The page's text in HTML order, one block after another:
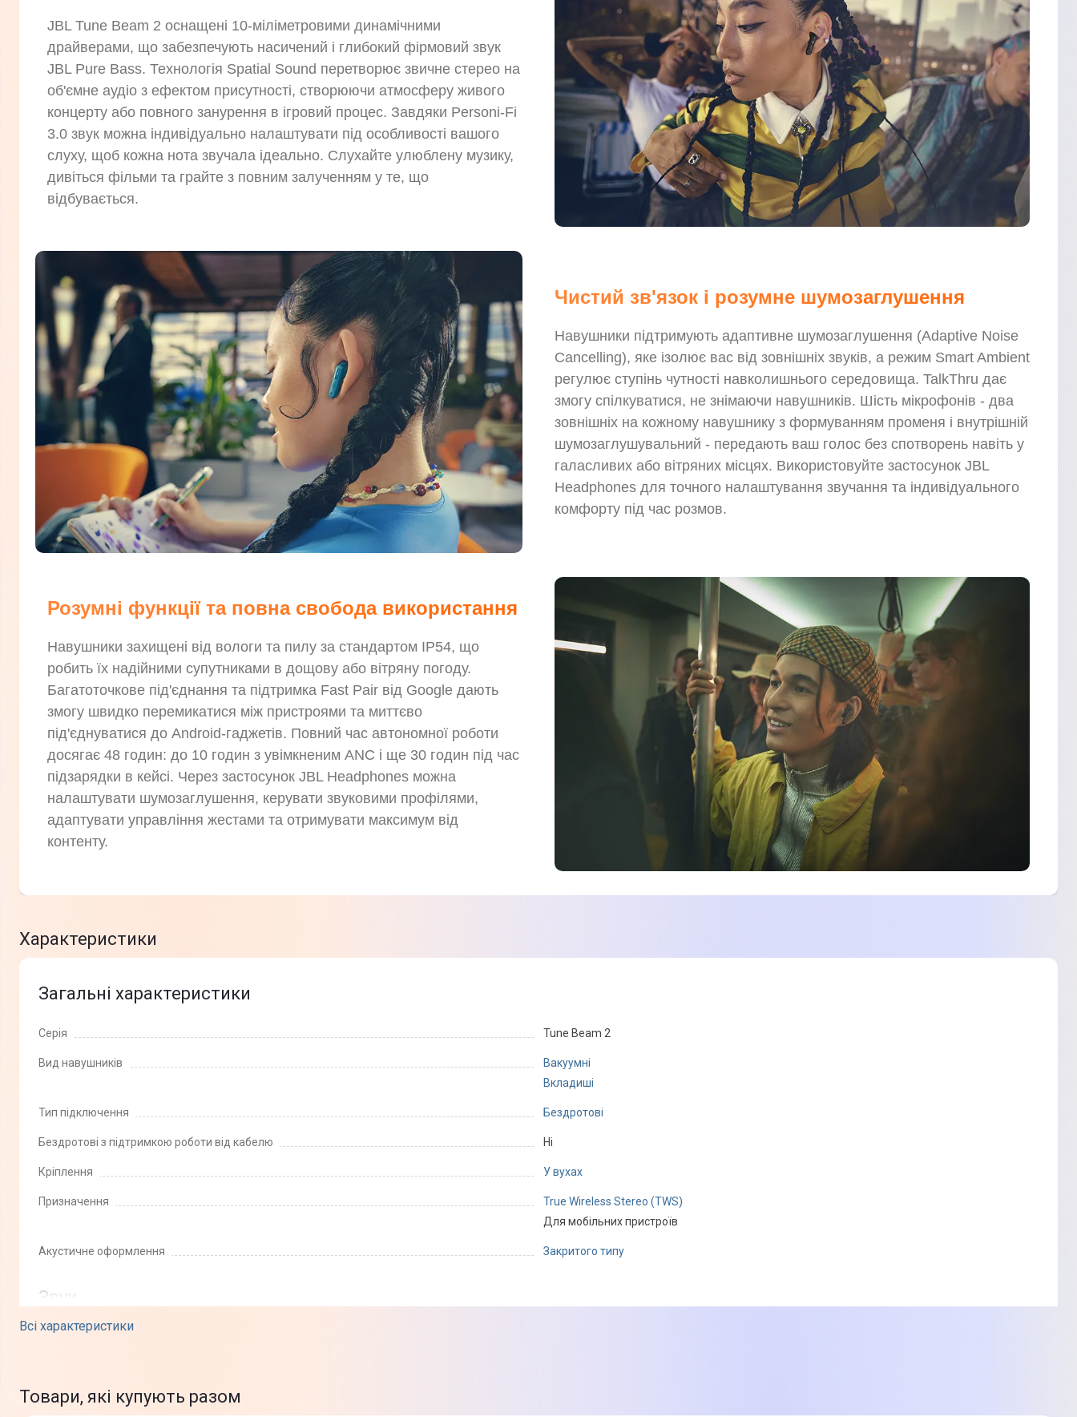
JBL Tune Beam 2 оснащені 10-міліметровими динамічними
драйверами, що забезпечують насичений і глибокий фірмовий звук
JBL Pure Bass. Технологія Spatial Sound перетворює звичне стерео на
об'ємне аудіо з ефектом присутності, створюючи атмосферу живого
концерту або повного занурення в ігровий процес. Завдяки Personi-Fi
3.0 звук можна індивідуально налаштувати під особливості вашого
слуху, щоб кожна нота звучала ідеально. Слухайте улюблену музику,
дивіться фільми та грайте з повним залученням у те, що
відбувається.
Чистий зв'язок і розумне шумозаглушення
Навушники підтримують адаптивне шумозаглушення (Adaptive Noise
Cancelling), яке ізолює вас від зовнішніх звуків, а режим Smart Ambient
регулює ступінь чутності навколишнього середовища. TalkThru дає
змогу спілкуватися, не знімаючи навушників. Шість мікрофонів - два
зовнішніх на кожному навушнику з формуванням променя і внутрішній
шумозаглушувальний - передають ваш голос без спотворень навіть у
галасливих або вітряних місцях. Використовуйте застосунок JBL
Headphones для точного налаштування звучання та індивідуального
комфорту під час розмов.
Розумні функції та повна свобода використання
Навушники захищені від вологи та пилу за стандартом IP54, що
робить їх надійними супутниками в дощову або вітряну погоду.
Багатоточкове під'єднання та підтримка Fast Pair від Google дають
змогу швидко перемикатися між пристроями та миттєво
під'єднуватися до Android-гаджетів. Повний час автономної роботи
досягає 48 годин: до 10 годин з увімкненим ANC і ще 30 годин під час
підзарядки в кейсі. Через застосунок JBL Headphones можна
налаштувати шумозаглушення, керувати звуковими профілями,
адаптувати управління жестами та отримувати максимум від
контенту.
Характеристики
Всі характеристики
Загальні характеристики
Серія Tune Beam 2
Вид навушників
Вакуумні
Вкладиші
Тип підключення Бездротові
Бездротові з підтримкою роботи від кабелю Ні
Кріплення У вухах
Призначення
True Wireless Stereo (TWS)
Для мобільних пристроїв
Акустичне оформлення Закритого типу
Звук
Мінімальна відтворювана частота
Випромінювач
Товари, які купують разом